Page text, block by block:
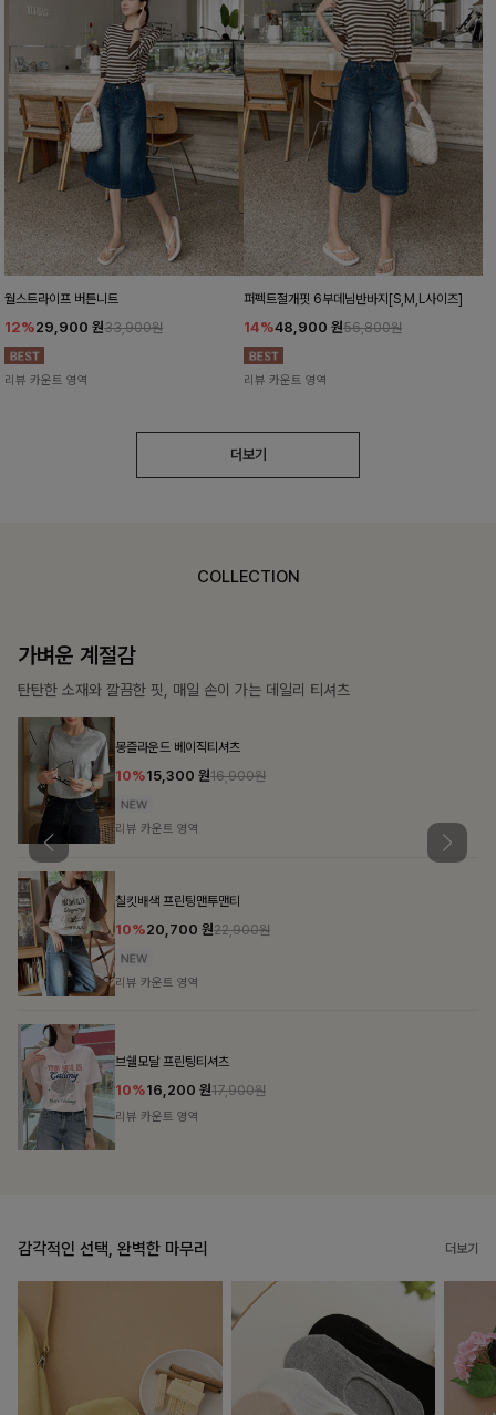
월스트라이프 버튼니트
12%29,900 원33,900원
리뷰 카운트 영역
퍼펙트절개핏 6부데님반바지[S,M,L사이즈]
14%48,900 원56,800원
리뷰 카운트 영역
더보기
COLLECTION
가장 쉬운 코디
특별한 날부터 일상까지 함께하는 룩
57,600
밴스트라이프 스트링원피스
25%35,100 원46,800원
리뷰 카운트 영역
감각적인 선택, 완벽한 마무리 더보기